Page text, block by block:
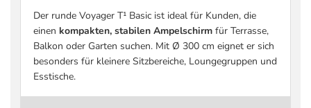
Stoffdichte
220 g/m² Polyester
Stoffklasse
2 Basic
Beschichtung
UV-Schutz
bis zu 96 % UV-Schutz
Der runde Voyager T¹ Basic ist ideal für Kunden, die
einen kompakten, stabilen Ampelschirmfür Terrasse,
Balkon oder Garten suchen. Mit Ø 300 cm eignet er sich
besonders für kleinere Sitzbereiche, Loungegruppen und
Esstische.